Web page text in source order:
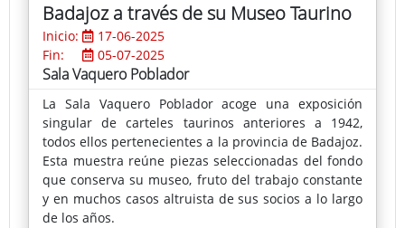
Badajoz a través de su Museo Taurino
Inicio:
17-06-2025
Fin:
05-07-2025
Sala Vaquero Poblador
La Sala Vaquero Poblador acoge una exposición
singular de carteles taurinos anteriores a 1942,
todos ellos pertenecientes a la provincia de Badajoz.
Esta muestra reúne piezas seleccionadas del fondo
que conserva su museo, fruto del trabajo constante
y en muchos casos altruista de sus socios a lo largo
de los años.